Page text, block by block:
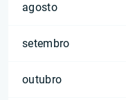
agosto
setembro
outubro